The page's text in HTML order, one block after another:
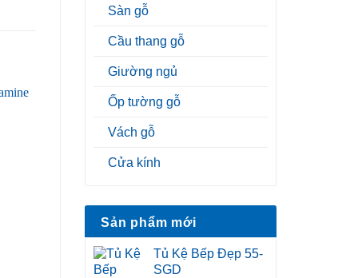
Sàn gỗ
Cầu thang gỗ
Giường ngủ
Ốp tường gỗ
Vách gỗ
Cửa kính
Sản phẩm mới
Tủ Kệ Bếp Đẹp 55-
SGD